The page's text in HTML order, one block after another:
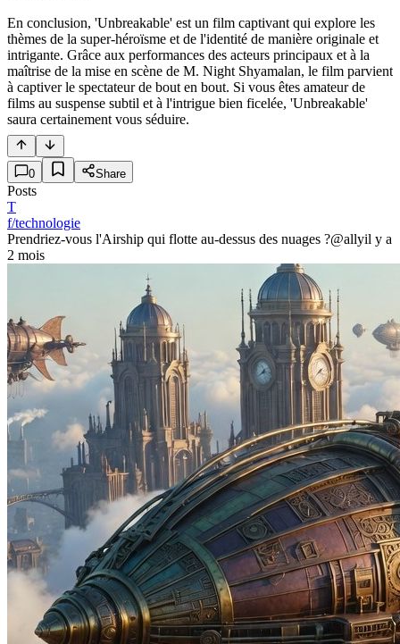
En conclusion, 'Unbreakable' est un film captivant qui explore les
thèmes de la super-héroïsme et de l'identité de manière originale et
intrigante. Grâce aux performances des acteurs principaux et à la
maîtrise de la mise en scène de M. Night Shyamalan, le film parvient
à captiver le spectateur de bout en bout. Si vous êtes amateur de
films au suspense subtil et à l'intrigue bien ficelée, 'Unbreakable'
saura certainement vous séduire.
0 Share
Posts
T
f/technologie
Prendriez-vous l'Airship qui flotte au-dessus des nuages ?@allyil y a
2 mois